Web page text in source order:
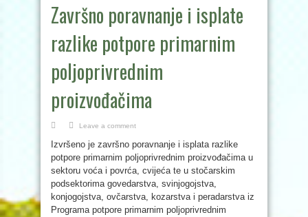
Završno poravnanje i isplate
razlike potpore primarnim
poljoprivrednim
proizvođačima
Leave a comment
Izvršeno je završno poravnanje i isplata razlike
potpore primarnim poljoprivrednim proizvođačima u
sektoru voća i povrća, cvijeća te u stočarskim
podsektorima govedarstva, svinjogojstva,
konjogojstva, ovčarstva, kozarstva i peradarstva iz
Programa potpore primarnim poljoprivrednim